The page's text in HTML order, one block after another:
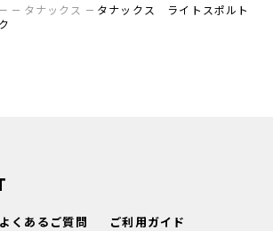
タナックス
タナックス ライトスポルト
よくあるご質問
ご利用ガイド